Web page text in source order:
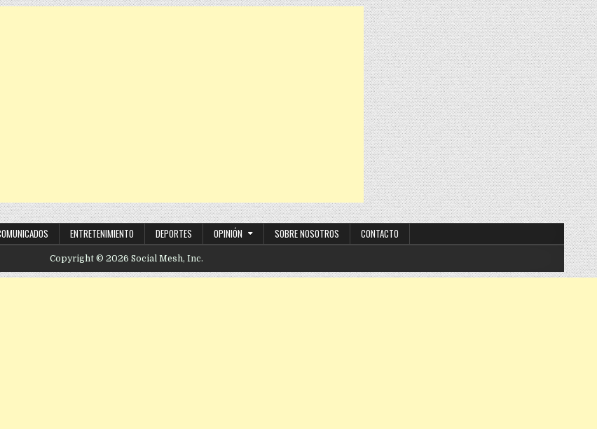
ENTRETENIMIENTO DEPORTES OPINIÓN SOBRE NOSOTROS CONTACTO
Copyright © 2026 Social Mesh, Inc.